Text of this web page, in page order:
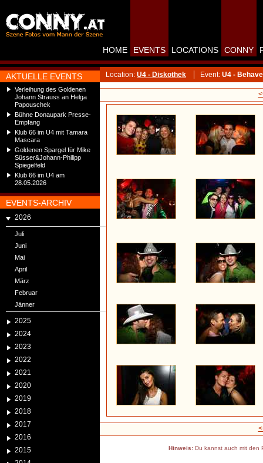
AKTUELLE EVENTS
Verleihung des Goldenen
Johann Strauss an Helga
Papouschek
Bühne Donaupark Presse-
Empfang
Klub 66 im U4 mit Tamara
Mascara
Goldenen Spargel für Mike
Süsser&Johann-Philipp
Spiegelfeld
Klub 66 im U4 am
28.05.2026
EVENTS-ARCHIV
2026
Juli
Juni
Mai
April
März
Februar
Jänner
2025
2024
2023
2022
2021
2020
2019
2018
2017
2016
2015
HOME EVENTS LOCATIONS CONNY
Location: U4 - Diskothek Event: U4 -
Hinweis:Du kannst auch mit den